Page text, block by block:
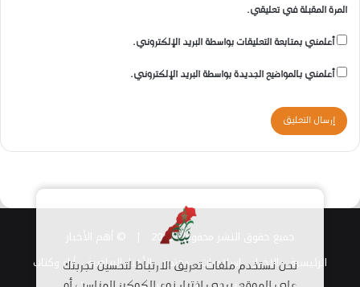
المرة المقبلة في تعليقي.
أعلمني بمتابعة التعليقات بواسطة البريد الإلكتروني.
أعلمني بالمواضيع الجديدة بواسطة البريد الإلكتروني.
جميع حقوق النشر محفوظة 2026 |
الرئيسية
الاخبار اسلاميات مجتمع الأخبار الرياضية أراء وكتابنحن نستخدم ملفات تعريف الارتباط لتحسين تجربتك